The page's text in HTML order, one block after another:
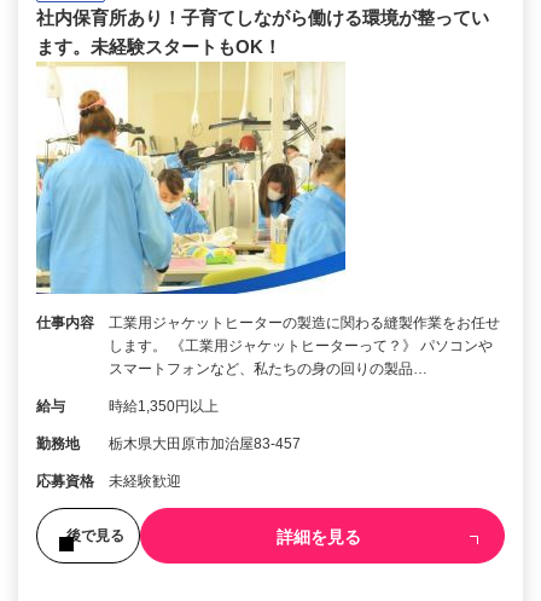
社内保育所あり！子育てしながら働ける環境が整ってい
ます。未経験スタートもOK！
仕事内容
工業用ジャケットヒーターの製造に関わる縫製作業をお任せ
します。 《工業用ジャケットヒーターって？》 パソコンや
スマートフォンなど、私たちの身の回りの製品…
給与 時給1,350円以上
勤務地 栃木県大田原市加治屋83-457
応募資格 未経験歓迎
後で見る 詳細を見る